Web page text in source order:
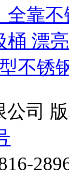
全靠
桶 漂
不锈
公司